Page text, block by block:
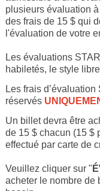
plusieurs évaluation
des frais de 15 $ qui
l'évaluation de votre
Les évaluations
habiletés, le style
Les frais
réservés
Un billet devra être
de 15 $ chacun (15 $
effectué par carte de
Veuillez cliquer sur "
acheter le nombre de